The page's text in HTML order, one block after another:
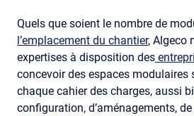
Quels que soient le nombre de
l’emplacement du chantier, Algeco
expertises à disposition des
concevoir des espaces modulaires
chaque cahier des charges, aussi
configuration, d’aménagements,